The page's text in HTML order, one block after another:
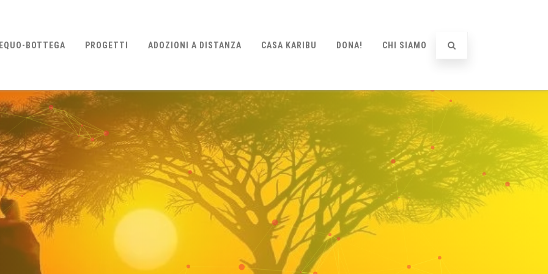
BOTTEGA PROGETTI ADOZIONI A DISTANZA CASA KARIBU DONA! CHI SIAMO